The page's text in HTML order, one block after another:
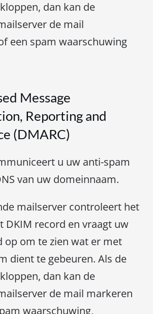
dan kan de
de mail
een spam waarschuwing
Message
Reporting and
(DMARC)
u uw anti-spam
van uw domeinnaam.
mailserver controleert het
DKIM record en vraagt uw
op om te zien wat er met
dient te gebeuren. Als de
dan kan de
de mail markeren
waarschuwing,